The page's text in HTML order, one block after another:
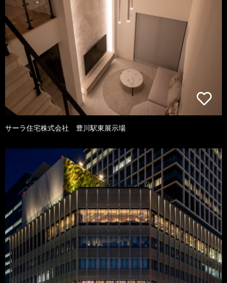
サーラ住宅株式会社 豊川駅東展示場